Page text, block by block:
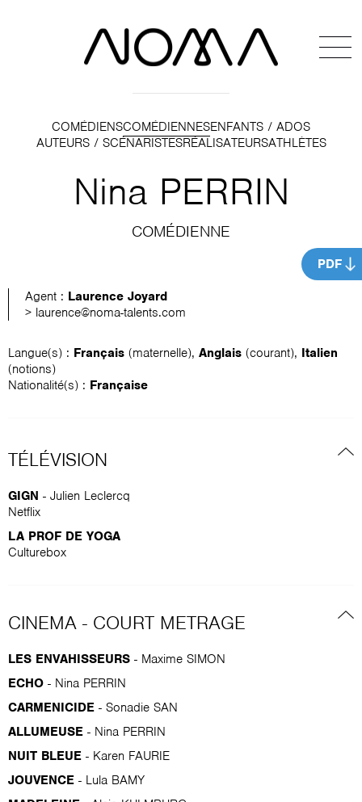
COMÉDIENSCOMÉDIENNESENFANTS / ADOS
AUTEURS / SCÉNARISTESRÉALISATEURSATHLÈTES
Nina PERRIN
COMÉDIENNE
PDF
Agent : Laurence Joyard
> laurence@noma-talents.com
Langue(s) : Français (maternelle), Anglais (courant), Italien
(notions)
Nationalité(s) : Française
TÉLÉVISION
GIGN - Julien Leclercq
Netflix
LA PROF DE YOGA
Culturebox
CINEMA - COURT METRAGE
LES ENVAHISSEURS - Maxime SIMON
ECHO - Nina PERRIN
CARMENICIDE - Sonadie SAN
ALLUMEUSE - Nina PERRIN
NUIT BLEUE - Karen FAURIE
JOUVENCE - Lula BAMY